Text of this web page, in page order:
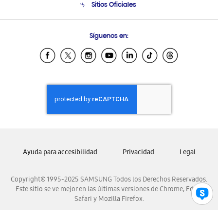
Soporte vía eMail
Sitios Oficiales
Samsung Ecuador
Samsung El Salvador
Samsung Honduras
Samsung Nicaragua
Samsung Panamá
Samsung Venezuela
Síguenos en:
Copyright© 1995-2025 SAMSUNG Todos los Derechos Reservados.
Este sitio se ve mejor en las últimas versiones de Chrome, Edge,
Safari y Mozilla Firefox.
Ayuda para accesibilidad Privacidad Legal